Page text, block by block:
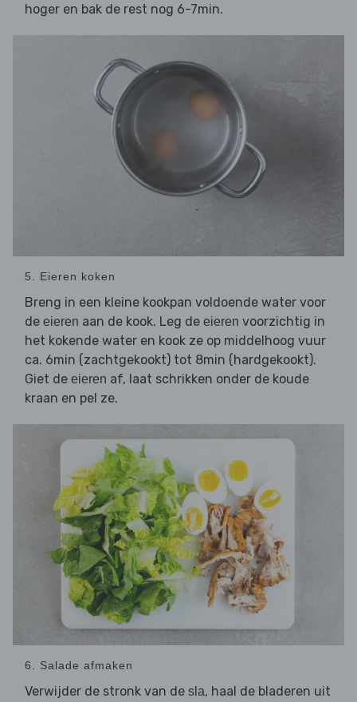
hoger en bak de rest nog 6-7min.
5. Eieren koken
Breng in een kleine kookpan voldoende water voor
de eieren aan de kook. Leg de eieren voorzichtig in
het kokende water en kook ze op middelhoog vuur
ca. 6min (zachtgekookt) tot 8min (hardgekookt).
Giet de eieren af, laat schrikken onder de koude
kraan en pel ze.
6. Salade afmaken
Verwijder de stronk van de sla, haal de bladeren uit